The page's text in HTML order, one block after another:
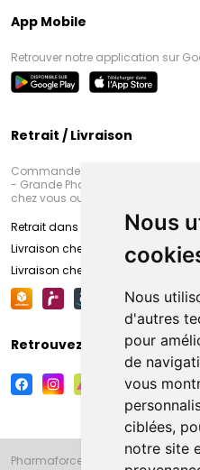
Nous
Nous
d'autres
pour
de
vous
ciblées,
notre site
App Mobile
Retrouver notre application sur
Retrait / Livraison
Commandez en ligne et venez
- Grande Pharmacie d’Amiens
chez vous ou en point retrait
Retrait dans la pharmacie
Livraison chez vous
Livraison chez votre commerçant
Retrouvez-nous sur vos
Pharmaforce.fr et la Grande